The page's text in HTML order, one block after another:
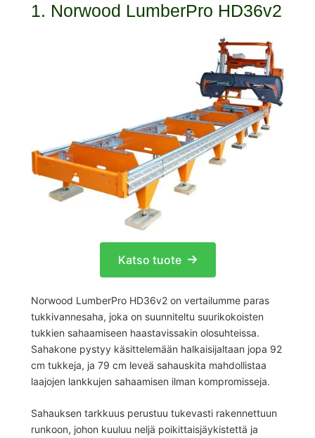
1. Norwood LumberPro HD36v2
Katso tuote
Norwood LumberPro HD36v2 on vertailumme paras
tukkivannesaha, joka on suunniteltu suurikokoisten
tukkien sahaamiseen haastavissakin olosuhteissa.
Sahakone pystyy käsittelemään halkaisijaltaan jopa 92
cm tukkeja, ja 79 cm leveä sahauskita mahdollistaa
laajojen lankkujen sahaamisen ilman kompromisseja.
Sahauksen tarkkuus perustuu tukevasti rakennettuun
runkoon, johon kuuluu neljä poikittaisjäykistettä ja